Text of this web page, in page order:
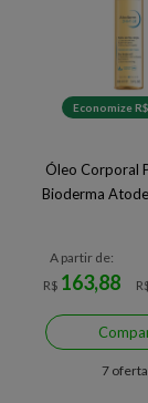
Economize
Óleo Corporal
Bioderma
A partir de:
R$ 163,88
7